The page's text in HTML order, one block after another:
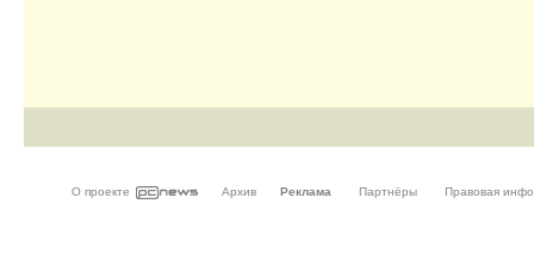
О проекте Архив Реклама Партнёры Правовая